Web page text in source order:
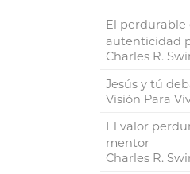
El perdurable
autenticidad
Charles R.
Jesús y tú
Visión Para
El valor
mentor
Charles R.